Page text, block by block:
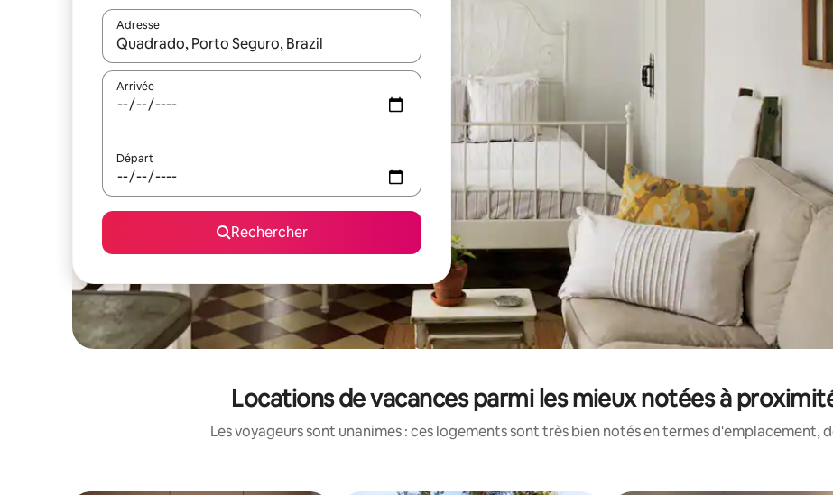
Adresse
Lorsque les résultats s'affichent, utilisez les flèches vers le haut et vers le bas pour les parcourir ou en appuyant et en faisant
Arrivée
Départ
Rechercher
Locations de vacances parmi les mieux notées à
Les voyageurs sont unanimes : ces logements sont très bien notés en termes d'emplacement,